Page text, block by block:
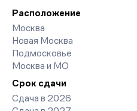
Расположение
Москва
Новая Москва
Подмосковье
Москва и МО
Срок сдачи
Сдача в 2026